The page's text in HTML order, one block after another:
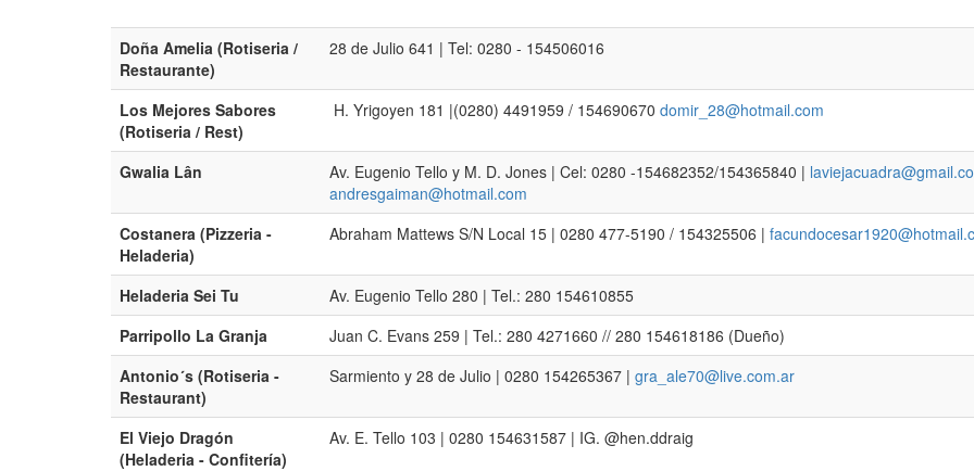
Doña Amelia (Rotiseria /
Restaurante)
28 de Julio 641 | Tel: 0280 - 154506016
Los Mejores Sabores
(Rotiseria / Rest)
H. Yrigoyen 181 |(0280) 4491959 / 154690670 domir_28@hotmail.com
Gwalia Lân Av. Eugenio Tello y M. D. Jones | Cel: 0280 -154682352/154365840 |
andresgaiman@hotmail.com
Costanera (Pizzeria -
Heladeria)
Abraham Mattews S/N Local 15 | 0280 477-5190 / 154325506 |
Heladeria Sei Tu
Av. Eugenio Tello 280 | Tel.: 280 154610855
Parripollo La Granja
Juan C. Evans 259 | Tel.: 280 4271660 // 280 154618186 (Dueño)
Antonio´s (Rotiseria -
Restaurant)
Sarmiento y 28 de Julio | 0280 154265367 | gra_ale70@live.com.ar
El Viejo Dragón
(Heladeria - Confitería)
Av. E. Tello 103 | 0280 154631587 | IG. @hen.ddraig